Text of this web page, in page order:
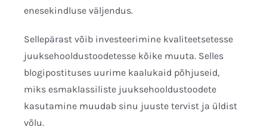
enesekindluse väljendus.
Sellepärast võib investeerimine kvaliteetsetesse
juuksehooldustoodetesse kõike muuta. Selles
blogipostituses uurime kaalukaid põhjuseid,
miks esmaklassiliste juuksehooldustoodete
kasutamine muudab sinu juuste tervist ja üldist
võlu.